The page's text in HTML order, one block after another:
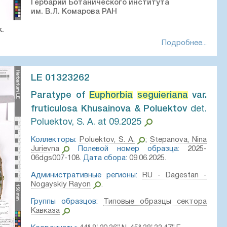
Гербарий Ботанического института
им. В.Л. Комарова РАН
район, окрестности Елшанского карьера. В
19′ 3.9″ E ±100 m
Mariya Sheludyakova, PhotoScan D2. Part2
// Виртуальный гербарий Ботанического
РАН — http://rr.herbariumle.ru/01297734
Подробнее...
LE 01323262
Paratype of Euphorbia seguierianavar.
fruticulosa Khusainova & Poluektov⁣ det.
Poluektov, S. A. at 09.2025
Коллекторы: Poluektov, S. A. ; Stepanova, Nina
Jurievna
Полевой номер образца: 2025-
06dgs007-108. Дата сбора: 09.06.2025.
Административные регионы:
RU - Dagestan -
Nogayskiy Rayon
.
Группы образцов:
Типовые образцы сектора
Кавказа